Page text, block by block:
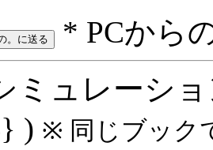
* PCから
ミュレーシ
) ※ 同じブック